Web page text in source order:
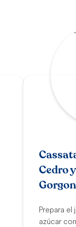
Cedro
Prepara
azúcar